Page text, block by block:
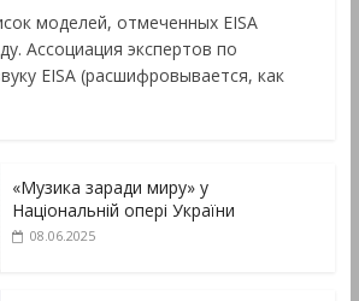
моделей, отмеченных EISA
Ассоциация экспертов по
EISA (расшифровывается, как
«Музика заради миру» у
Національній опері України
08.06.2025